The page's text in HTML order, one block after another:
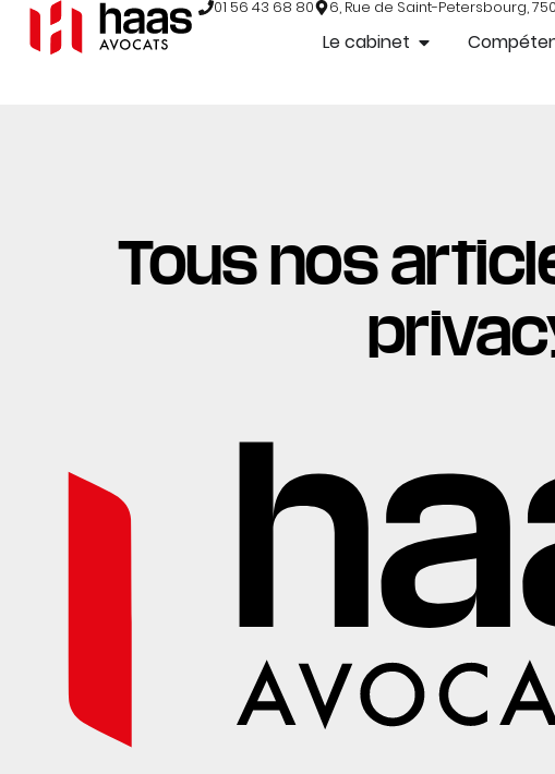
01 56 43 68 80 6, Rue de Saint-Petersbourg,
Le cabinet
Tous nos